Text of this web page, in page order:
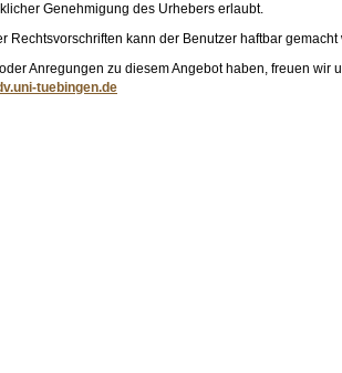
Genehmigung des Urhebers erlaubt.
Rechtsvorschriften kann der Benutzer haftbar gemacht
Anregungen zu diesem Angebot haben, freuen wir
tuebingen.de